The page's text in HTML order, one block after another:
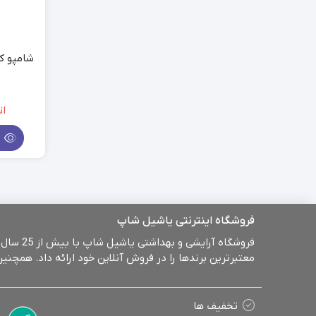
فروشگاه اینترنتی یاشیل شاپ
معتبرترین برندها را در فروش آنلاین خود ارائه داد.
تخفیف ها